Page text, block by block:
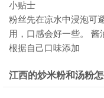
小贴士
粉丝先在凉水中浸泡可
用，口感会好一些。
根据自己口味添加
江西的炒米粉和汤粉